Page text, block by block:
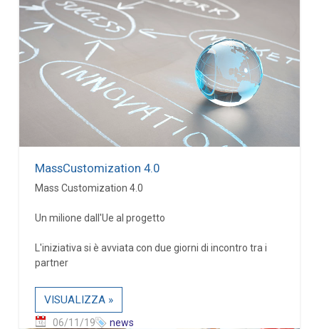
MassCustomization 4.0
Mass Customization 4.0
Un milione dall'Ue al progetto
L'iniziativa si è avviata con due giorni di incontro tra i
partner
VISUALIZZA »
06/11/19 news